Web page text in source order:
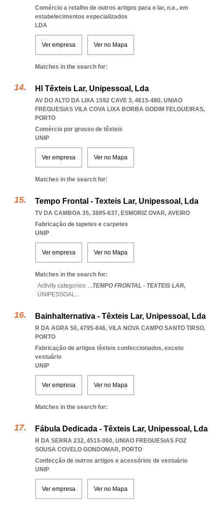
Comércio a retalho de outros artigos para o lar, n.e., em
estabelecimentos especializados
LDA
Ver empresa Ver no Mapa
Matches in the search for:
Hl Têxteis Lar, Unipessoal, Lda
AV DO ALTO DA LIXA 1592 CAVE 3, 4615-480, UNIAO
FREGUESIAS VILA COVA LIXA BORBA GODIM FELGUEIRAS,
PORTO
Comércio por grosso de têxteis
UNIP
Ver empresa Ver no Mapa
Matches in the search for:
Tempo Frontal - Texteis Lar, Unipessoal, Lda
TV DA CAMBOA 35, 3885-637, ESMORIZ OVAR, AVEIRO
Fabricação de tapetes e carpetes
UNIP
Ver empresa Ver no Mapa
Matches in the search for:
Activity categories: ...TEMPO FRONTAL - TEXTEIS LAR,
UNIPESSOAL...
Bainhalternativa - Têxteis Lar, Unipessoal, Lda
R DA AGRA 50, 4795-846, VILA NOVA CAMPO SANTO TIRSO,
PORTO
Fabricação de artigos têxteis confeccionados, exceto
vestuário
UNIP
Ver empresa Ver no Mapa
Matches in the search for:
Fábula Dedicada - Têxteis Lar, Unipessoal, Lda
R DA SERRA 232, 4515-060, UNIAO FREGUESIAS FOZ
SOUSA COVELO GONDOMAR, PORTO
Confecção de outros artigos e acessórios de vestuário
UNIP
Ver empresa Ver no Mapa